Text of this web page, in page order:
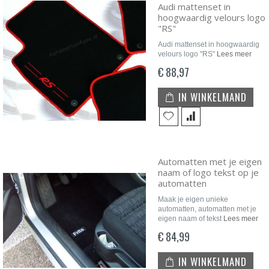
Audi mattenset in
hoogwaardig velours logo
"RS"
Audi mattenset in hoogwaardig
velours logo "RS" Lees meer
€ 88,97
IN WINKELMAND
Automatten met je eigen
naam of logo tekst op je
automatten
Maak je eigen unieke
automatten, automatten met je
eigen naam of tekst Lees meer
€ 84,99
IN WINKELMAND